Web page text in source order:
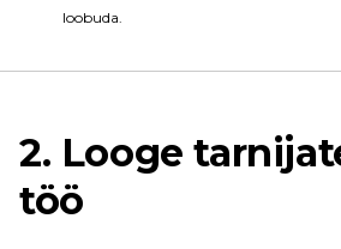
loobuda.
2. Looge
töö